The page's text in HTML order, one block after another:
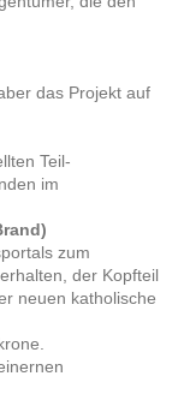
das Projekt auf
Teil-
im
zum
der Kopfteil
neuen katholische